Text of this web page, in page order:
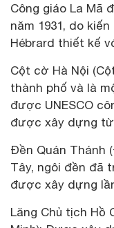
Công giáo La Mã
năm 1931, do
Hébrard thiết kế
Cột cờ Hà Nội
thành phố và là
được UNESCO
được xây dựng từ
Đền Quán Thánh
Tây, ngôi đền đã
được xây dựng
Lăng Chủ tịch Hồ